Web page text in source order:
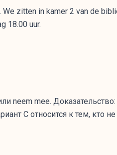
zitten in kamer 2 van de
18.00 uur.
neem mee.
C относится к тем, кто